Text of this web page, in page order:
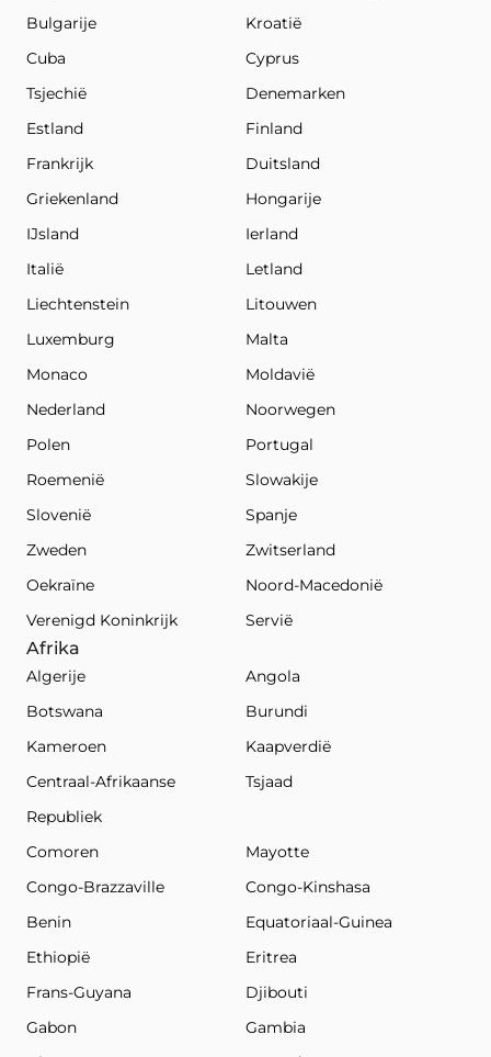
Bulgarije
Kroatië
Cuba
Cyprus
Tsjechië
Denemarken
Estland
Finland
Frankrijk
Duitsland
Griekenland
Hongarije
IJsland
Ierland
Italië
Letland
Liechtenstein
Litouwen
Luxemburg
Malta
Monaco
Moldavië
Nederland
Noorwegen
Polen
Portugal
Roemenië
Slowakije
Slovenië
Spanje
Zweden
Zwitserland
Oekraïne
Noord-Macedonië
Verenigd Koninkrijk
Servië
Afrika
Algerije
Angola
Botswana
Burundi
Kameroen
Kaapverdië
Centraal-Afrikaanse
Republiek
Tsjaad
Comoren
Mayotte
Congo-Brazzaville
Congo-Kinshasa
Benin
Equatoriaal-Guinea
Ethiopië
Eritrea
Frans-Guyana
Djibouti
Gabon
Gambia